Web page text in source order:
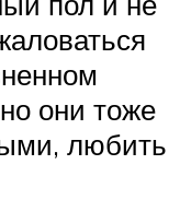
они тоже
любить